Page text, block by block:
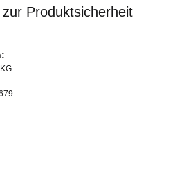
Produktsicherheit